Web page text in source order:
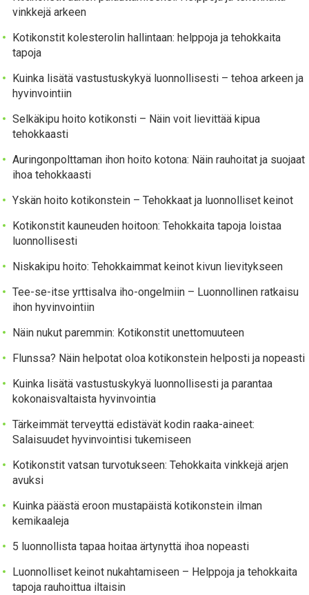
vinkkejä arkeen
Kotikonstit kolesterolin hallintaan: helppoja ja tehokkaita
tapoja
Kuinka lisätä vastustuskykyä luonnollisesti – tehoa arkeen ja
hyvinvointiin
Selkäkipu hoito kotikonsti – Näin voit lievittää kipua
tehokkaasti
Auringonpolttaman ihon hoito kotona: Näin rauhoitat ja suojaat
ihoa tehokkaasti
Yskän hoito kotikonstein – Tehokkaat ja luonnolliset keinot
Kotikonstit kauneuden hoitoon: Tehokkaita tapoja loistaa
luonnollisesti
Niskakipu hoito: Tehokkaimmat keinot kivun lievitykseen
Tee-se-itse yrttisalva iho-ongelmiin – Luonnollinen ratkaisu
ihon hyvinvointiin
Näin nukut paremmin: Kotikonstit unettomuuteen
Flunssa? Näin helpotat oloa kotikonstein helposti ja nopeasti
Kuinka lisätä vastustuskykyä luonnollisesti ja parantaa
kokonaisvaltaista hyvinvointia
Tärkeimmät terveyttä edistävät kodin raaka-aineet:
Salaisuudet hyvinvointisi tukemiseen
Kotikonstit vatsan turvotukseen: Tehokkaita vinkkejä arjen
avuksi
Kuinka päästä eroon mustapäistä kotikonstein ilman
kemikaaleja
5 luonnollista tapaa hoitaa ärtynyttä ihoa nopeasti
Luonnolliset keinot nukahtamiseen – Helppoja ja tehokkaita
tapoja rauhoittua iltaisin